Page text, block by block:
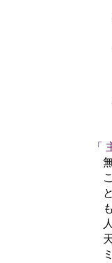
シミ
紫外
添加物
なじみ
アト
角質層
「
無香
この
とい
もっ
人の
天然
ミネ